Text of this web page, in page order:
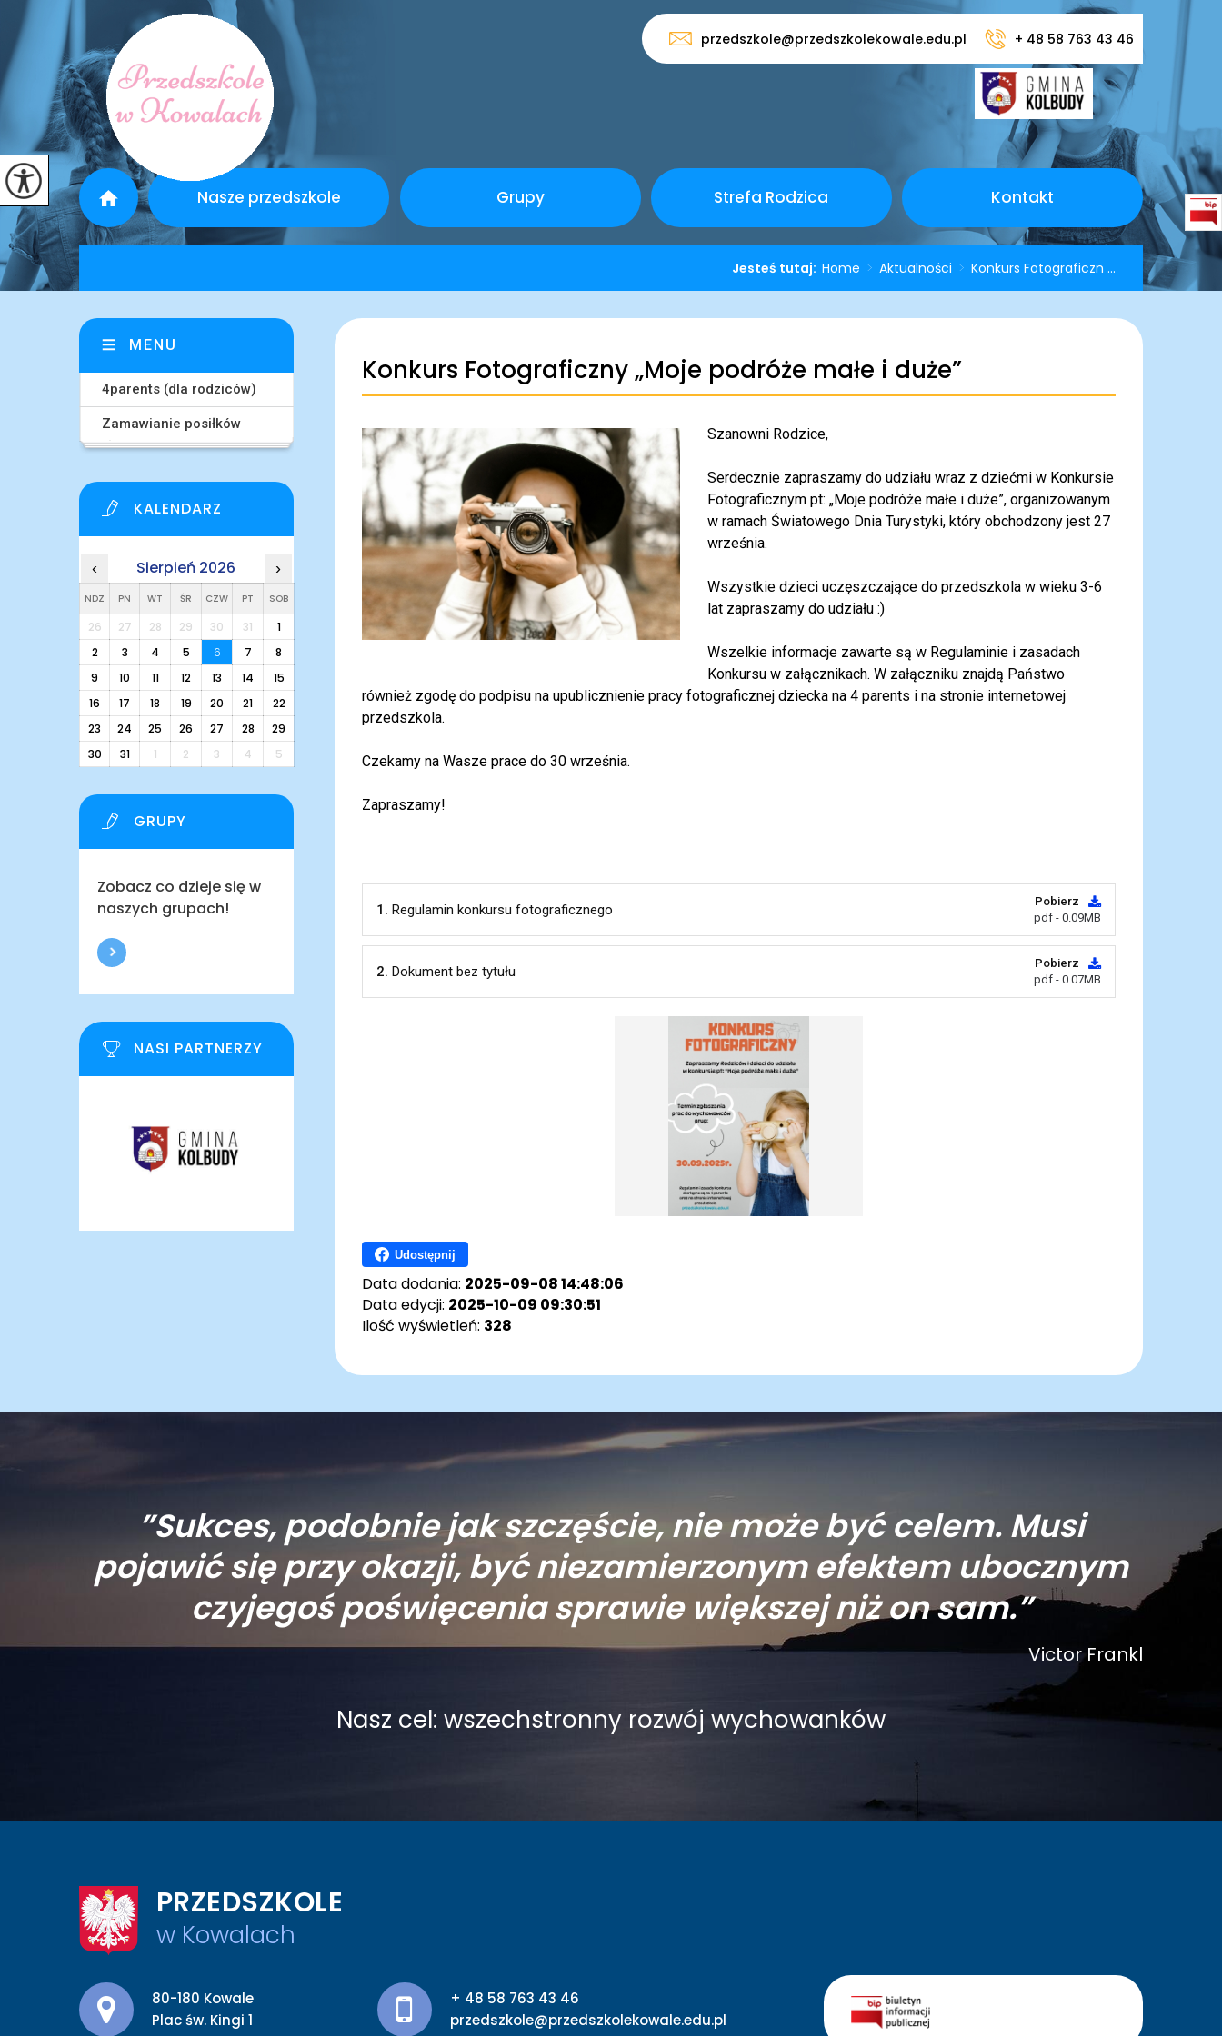
przedszkole@przedszkolekowale.edu.pl + 48 58 763 43 46
Nasze przedszkole Grupy Strefa Rodzica Kontakt
Jesteś tutaj: Home > Aktualności > Konkurs Fotograficzn ...
Konkurs Fotograficzny „Moje podróże małe i duże”
Szanowni Rodzice,
Serdecznie zapraszamy do udziału wraz z dziećmi w Konkursie
Fotograficznym pt: „Moje podróże małe i duże”, organizowanym
w ramach Światowego Dnia Turystyki, który obchodzony jest 27
września.
Wszystkie dzieci uczęszczające do przedszkola w wieku 3-6
lat zapraszamy do udziału :)
Wszelkie informacje zawarte są w Regulaminie i zasadach
Konkursu w załącznikach. W załączniku znajdą Państwo
również zgodę do podpisu na upublicznienie pracy fotograficznej dziecka na 4 parents i na stronie internetowej
przedszkola.
Czekamy na Wasze prace do 30 września.
Zapraszamy!
1. Regulamin konkursu fotograficznego
Pobierz
pdf - 0.09MB
2. Dokument bez tytułu
Pobierz
pdf - 0.07MB
Udostępnij
Data dodania: 2025-09-08 14:48:06
Data edycji: 2025-10-09 09:30:51
Ilość wyświetleń: 328
MENU
4parents (dla rodziców)
Zamawianie posiłków
KALENDARZ
‹ Sierpień 2026 ›
NDZ PN WT ŚR CZW PT SOB
26 27 28 29 30 31
1
2
3 4 5 6 7
8
9
10 11 12 13 14
15
16
17 18 19 20 21
22
23
24 25 26 27 28
29
30
31 1 2 3 4 5
GRUPY
Zobacz co dzieje się w
naszych grupach!
NASI PARTNERZY
”Sukces, podobnie jak szczęście, nie może być celem. Musi
pojawić się przy okazji, być niezamierzonym efektem ubocznym
czyjegoś poświęcenia sprawie większej niż on sam.”
Victor Frankl
Nasz cel: wszechstronny rozwój wychowanków
PRZEDSZKOLE
w Kowalach
Adres pocztowy:
80-180 Kowale
Plac św. Kingi 1
+ 48 58 763 43 46
przedszkole@przedszkolekowale.edu.pl